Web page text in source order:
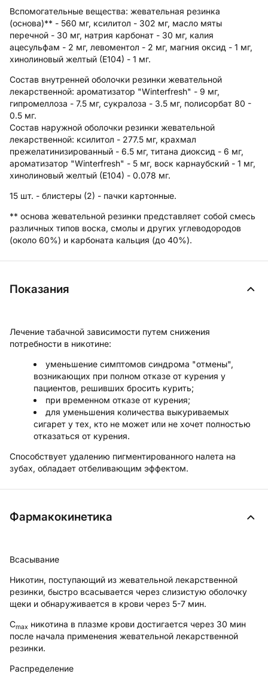
Вспомогательные вещества: жевательная резинка
(основа)** - 560 мг, ксилитол - 302 мг, масло мяты
перечной - 30 мг, натрия карбонат - 30 мг, калия
ацесульфам - 2 мг, левоментол - 2 мг, магния оксид - 1 мг,
хинолиновый желтый (Е104) - 1 мг.
Состав внутренней оболочки резинки жевательной
лекарственной: ароматизатор "Winterfresh" - 9 мг,
гипромеллоза - 7.5 мг, сукралоза - 3.5 мг, полисорбат 80 -
0.5 мг.
Состав наружной оболочки резинки жевательной
лекарственной: ксилитол - 277.5 мг, крахмал
прежелатинизированный - 6.5 мг, титана диоксид - 6 мг,
ароматизатор "Winterfresh" - 5 мг, воск карнаубский - 1 мг,
хинолиновый желтый (Е104) - 0.078 мг.
15 шт. - блистеры (2) - пачки картонные.
** основа жевательной резинки представляет собой смесь
различных типов воска, смолы и других углеводородов
(около 60%) и карбоната кальция (до 40%).
Показания
Лечение табачной зависимости путем снижения
потребности в никотине:
уменьшение симптомов синдрома "отмены",
возникающих при полном отказе от курения у
пациентов, решивших бросить курить;
при временном отказе от курения;
для уменьшения количества выкуриваемых
сигарет у тех, кто не может или не хочет полностью
отказаться от курения.
Способствует удалению пигментированного налета на
зубах, обладает отбеливающим эффектом.
Фармакокинетика
Всасывание
Никотин, поступающий из жевательной лекарственной
резинки, быстро всасывается через слизистую оболочку
щеки и обнаруживается в крови через 5-7 мин.
Cmax никотина в плазме крови достигается через 30 мин
после начала применения жевательной лекарственной
резинки.
Распределение